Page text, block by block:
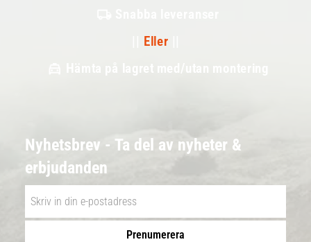
Eller
Hämta på lagret med/utan montering
Nyhetsbrev - Ta del av nyheter &
erbjudanden
Prenumerera